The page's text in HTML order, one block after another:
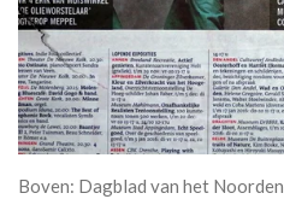
Boven: Dagblad van het